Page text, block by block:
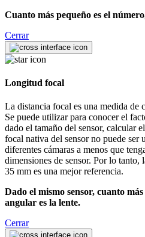
Cuanto más pequeño es el
Cerrar
Longitud focal
La distancia focal es una medida de
Se puede utilizar para conocer el
dado el tamaño del sensor, calcular
focal nativa del sensor no puede ser
diferentes cámaras a menos que
dimensiones de sensor. Por lo
35 mm es una mejor referencia.
Dado el mismo sensor, cuanto
angular es la lente.
Cerrar